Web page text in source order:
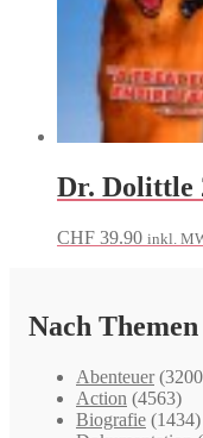
Dr. Dolittle
CHF 39.90 inkl.
Nach Themen
Abenteuer
Action (4563)
Biografie (1434)